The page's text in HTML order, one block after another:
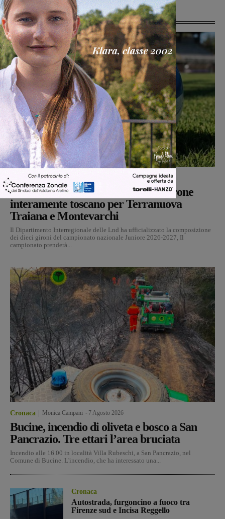
Ultime Notizie
Calcio Giovanili Michele Bossini 8 Agosto 2026
Campionato nazionale Juniores, girone
interamente toscano per Terranuova
Traiana e Montevarchi
Il Dipartimento Interregionale delle Lnd ha ufficializzato la composizione
dei dieci gironi del campionato nazionale Juniore 2026-2027, Il
campionato prenderà...
Cronaca Monica Campani 7 Agosto 2026
Bucine, incendio di oliveta e bosco a San
Pancrazio. Tre ettari l’area bruciata
Incendio alle 16.00 in località Villa Rubeschi, a San Pancrazio, nel
Comune di Bucine. L'incendio, che ha interessato una...
Cronaca
Autostrada, furgoncino a fuoco tra
Firenze sud e Incisa Reggello